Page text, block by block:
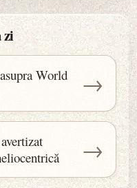
zi
World
→
→